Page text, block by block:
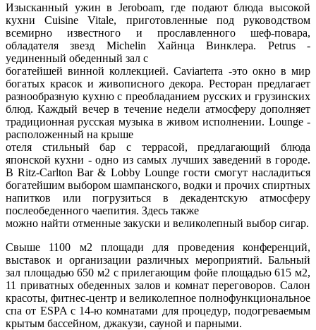
Изысканный ужин в Jeroboam, где подают блюда высокой
кухни Cuisine Vitale, приготовленные под руководством
всемирно известного и прославленного шеф-повара,
обладателя звезд Michelin Хайнца Винклера. Petrus -
уединенный обеденный зал с
богатейшей винной коллекцией. Caviarterra -это окно в мир
богатых красок и живописного декора. Ресторан предлагает
разнообразную кухню с преобладанием русских и грузинских
блюд. Каждый вечер в течение недели атмосферу дополняет
традиционная русская музыка в живом исполнении. Lounge -
расположенный на крыше
отеля стильный бар с террасой, предлагающий блюда
японской кухни - одно из самых лучших заведений в городе.
В Ritz-Carlton Bar & Lobby Lounge гости смогут насладиться
богатейшим выбором шампанского, водки и прочих спиртных
напитков или погрузиться в декадентскую атмосферу
послеобеденного чаепития. Здесь также
можно найти отменные закуски и великолепный выбор сигар.
Свыше 1100 м2 площади для проведения конференций,
выставок и организации различных мероприятий. Бальный
зал площадью 650 м2 с прилегающим фойе площадью 615 м2,
11 приватных обеденных залов и комнат переговоров. Салон
красоты, фитнес-центр и великолепное полнофункциональное
спа от ESPA с 14-ю комнатами для процедур, подогреваемым
крытым бассейном, джакузи, сауной и парными.